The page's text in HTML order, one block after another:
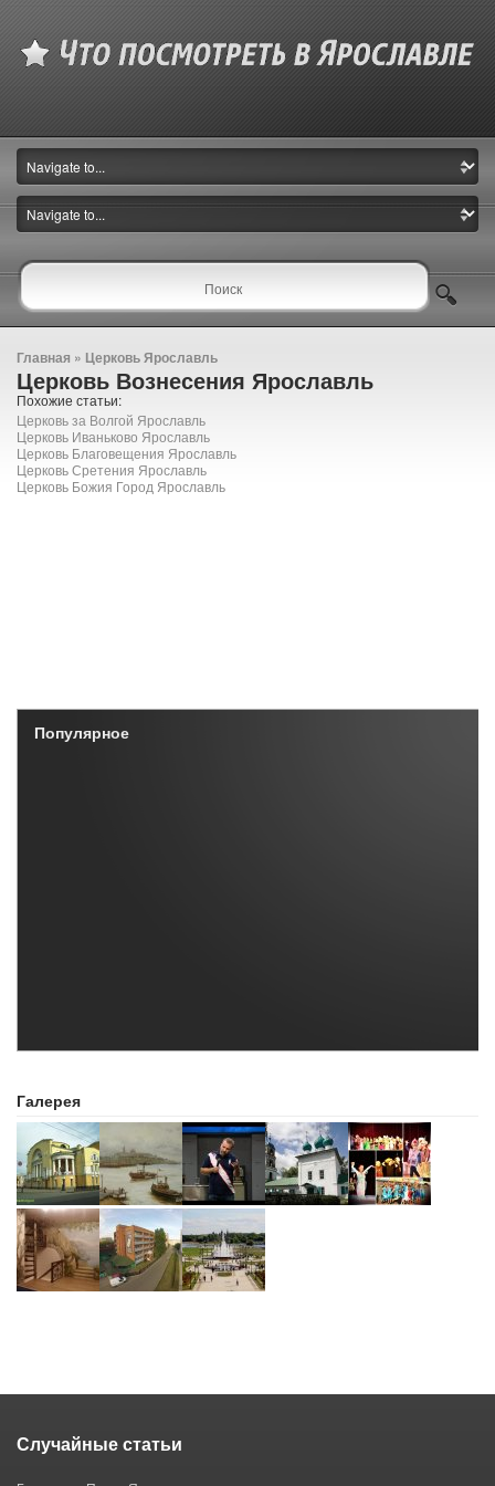
Главная » Церковь Ярославль
Церковь Вознесения Ярославль
Похожие статьи:
Церковь за Волгой Ярославль
Церковь Иваньково Ярославль
Церковь Благовещения Ярославль
Церковь Сретения Ярославль
Церковь Божия Город Ярославль
Популярное
Галерея
Случайные статьи